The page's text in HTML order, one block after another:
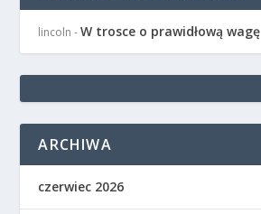
lincoln -W trosce o prawidłową wagę
ARCHIWA
czerwiec 2026